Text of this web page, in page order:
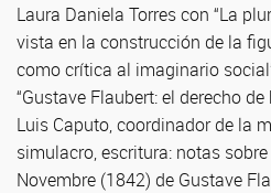
Laura Daniela Torres con “La
vista en la construcción de la
como crítica al imaginario
“Gustave Flaubert: el derecho
Luis Caputo, coordinador de la
simulacro, escritura: notas
Novembre (1842) de Gustave